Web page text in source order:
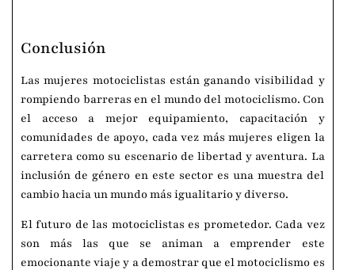
Conclusión
Las mujeres motociclistas están ganando visibilidad y
rompiendo barreras en el mundo del motociclismo. Con
el acceso a mejor equipamiento, capacitación y
comunidades de apoyo, cada vez más mujeres eligen la
carretera como su escenario de libertad y aventura. La
inclusión de género en este sector es una muestra del
cambio hacia un mundo más igualitario y diverso.
El futuro de las motociclistas es prometedor. Cada vez
son más las que se animan a emprender este
emocionante viaje y a demostrar que el motociclismo es